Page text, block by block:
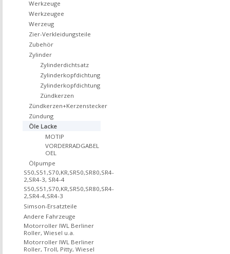
Werkzeuge
Werkzeugee
Werzeug
Zier-Verkleidungsteile
Zubehör
Zylinder
Zylinderdichtsatz
Zylinderkopfdichtung
Zylinderkopfdichtung
Zündkerzen
Zündkerzen+Kerzenstecker
Zündung
Öle Lacke
MOTIP
VORDERRADGABEL
OEL
Ölpumpe
S50,S51,S70,KR,SR50,SR80,SR4-
2,SR4-3, SR4-4
S50,S51,S70,KR,SR50,SR80,SR4-
2,SR4-4,SR4-3
Simson-Ersatzteile
Andere Fahrzeuge
Motorroller IWL Berliner
Roller, Wiesel u.a.
Motorroller IWL Berliner
Roller, Troll, Pitty, Wiesel